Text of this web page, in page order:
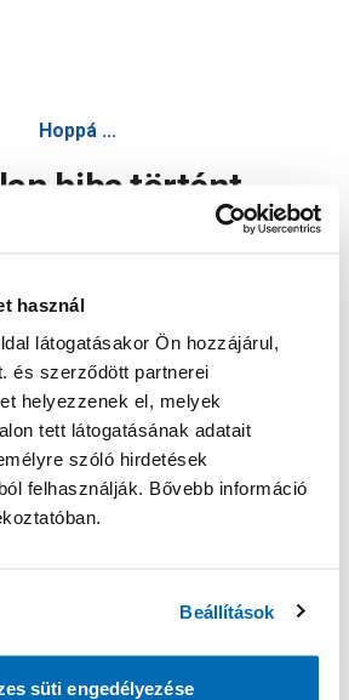
használ
látogatásakor Ön hozzájárul,
és szerződött partnerei
helyezzenek el, melyek
tett látogatásának adatait
szóló hirdetések
felhasználják. Bővebb információ
Beállítások
süti engedélyezése
Hoppá ...
hiba történt
Oldal újratöltése